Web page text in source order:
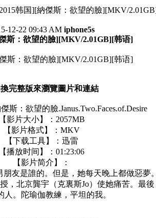
韩国][納傑斯：欲望的臉][MKV/
12-22 09:43 AM iphone5s
斯：欲望的臉][MKV/2.01GB][韩语]
斯：欲望的臉][MKV/2.01GB][韩语]
完整版來瀏覽圖片和連結
斯：欲望的臉.Janus.Two.Faces.of.Desire
【影片大小】：2057MB
【影片格式】：MKV
【下载工具】：迅雷
【播放时间】：01:23:06
【影片简介】：
友是誰的。但是，她每天晚上都做惡
北京龔宇（克裏斯Jo）使她痛苦。最
人。陀瑜伽教練，平坦的我。